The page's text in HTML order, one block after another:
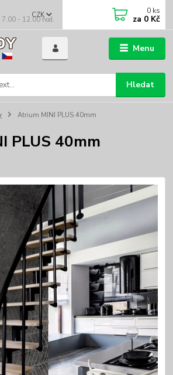
Menu
CZK
Hledat
- 12.00 hod.
0 ks
za 0 Kč
Atrium MINI PLUS 40mm
PLUS 40mm